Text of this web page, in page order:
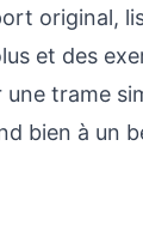
original,
et des
trame
bien à un